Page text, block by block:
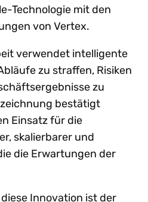
Technologie mit den
von Vertex.
verwendet intelligente
zu straffen, Risiken
zu
bestätigt
Einsatz für die
skalierbarer und
die Erwartungen der
Innovation ist der